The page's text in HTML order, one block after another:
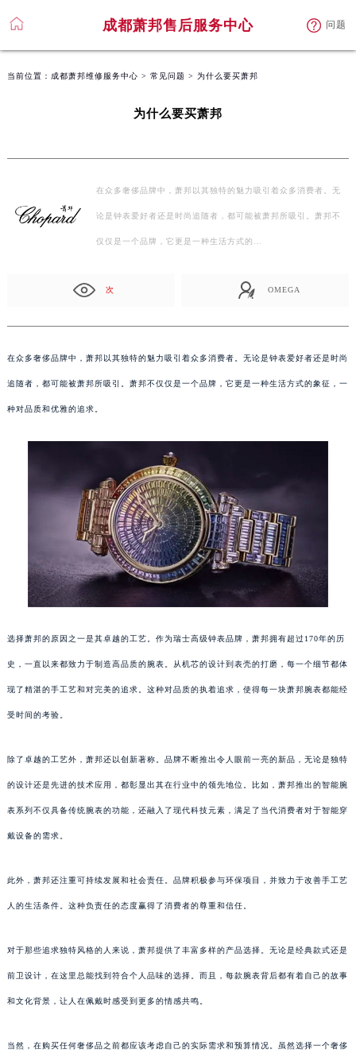
成都萧邦售后服务中心 问题
当前位置： 成都萧邦维修服务中心 > 常见问题 > 为什么要买萧邦
为什么要买萧邦
在众多奢侈品牌中，萧邦以其独特的魅力吸引着众多消费者。无
论是钟表爱好者还是时尚追随者，都可能被萧邦所吸引。萧邦不
仅仅是一个品牌，它更是一种生活方式的…
次 OMEGA
在众多奢侈品牌中，萧邦以其独特的魅力吸引着众多消费者。无论是钟表爱好者还是时尚
追随者，都可能被萧邦所吸引。萧邦不仅仅是一个品牌，它更是一种生活方式的象征，一
种对品质和优雅的追求。
选择萧邦的原因之一是其卓越的工艺。作为瑞士高级钟表品牌，萧邦拥有超过170年的历
史，一直以来都致力于制造高品质的腕表。从机芯的设计到表壳的打磨，每一个细节都体
现了精湛的手工艺和对完美的追求。这种对品质的执着追求，使得每一块萧邦腕表都能经
受时间的考验。
除了卓越的工艺外，萧邦还以创新著称。品牌不断推出令人眼前一亮的新品，无论是独特
的设计还是先进的技术应用，都彰显出其在行业中的领先地位。比如，萧邦推出的智能腕
表系列不仅具备传统腕表的功能，还融入了现代科技元素，满足了当代消费者对于智能穿
戴设备的需求。
此外，萧邦还注重可持续发展和社会责任。品牌积极参与环保项目，并致力于改善手工艺
人的生活条件。这种负责任的态度赢得了消费者的尊重和信任。
对于那些追求独特风格的人来说，萧邦提供了丰富多样的产品选择。无论是经典款式还是
前卫设计，在这里总能找到符合个人品味的选择。而且，每款腕表背后都有着自己的故事
和文化背景，让人在佩戴时感受到更多的情感共鸣。
当然，在购买任何奢侈品之前都应该考虑自己的实际需求和预算情况。虽然选择一个奢侈